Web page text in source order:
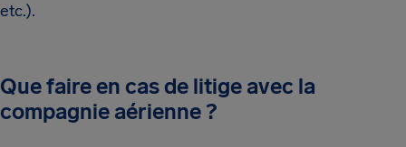
etc.).
Que faire en cas de litige avec la
compagnie aérienne ?